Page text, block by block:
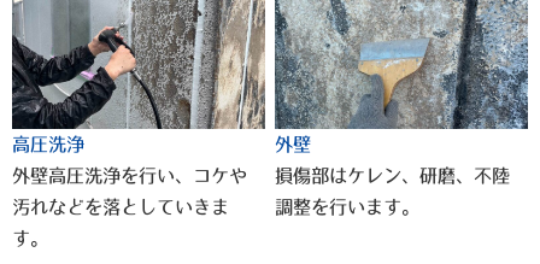
高圧洗浄
外壁高圧洗浄を行い、コケや
汚れなどを落としていきま
す。
外壁
損傷部はケレン、研磨、不陸
調整を行います。